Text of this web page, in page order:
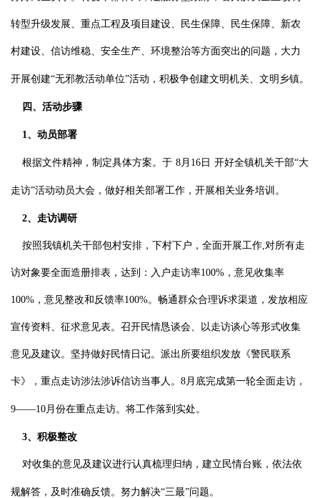
转型升级发展、重点工程及项目建设、民生保障、民生保障、新农
村建设、信访维稳、安全生产、环境整治等方面突出的问题，大力
开展创建“无邪教活动单位”活动，积极争创建文明机关、文明乡镇。
四、活动步骤
1、动员部署
根据文件精神，制定具体方案。于 8月 16 日 开好全镇机关干部“大
走访”活动动员大会，做好相关部署工作，开展相关业务培训。
2、走访调研
按照我镇机关干部包村安排，下村下户，全面开展工作,对所有走
访对象要全面造册排表，达到：入户走访率100% ，意见收集率
100% ，意见整改和反馈率100%。畅通群众合理诉求渠道，发放相应
宣传资料、征求意见表。召开民情恳谈会、以走访谈心等形式收集
意见及建议。坚持做好民情日记。派出所要组织发放《警民联系
卡》，重点走访涉法涉诉信访当事人。 8月底完成第一轮全面走访，
9——10月份在重点走访。将工作落到实处。
3、积极整改
对收集的意见及建议进行认真梳理归纳，建立民情台账，依法依
规解答，及时准确反馈。努力解决“三最”问题。